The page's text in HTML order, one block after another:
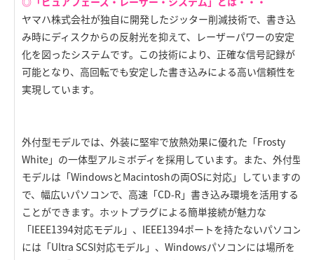
ヤマハ株式会社が独自に開発したジッター削減技術で、書き込
み時にディスクからの反射光を抑えて、レーザーパワーの安定
化を図ったシステムです。この技術により、正確な信号記録が
可能となり、高回転でも安定した書き込みによる高い信頼性を
実現しています。
外付型モデルでは、外装に堅牢で放熱効果に優れた「Frosty
White」の一体型アルミボディを採用しています。また、外付型
モデルは「WindowsとMacintoshの両OSに対応」していますの
で、幅広いパソコンで、高速「CD-R」書き込み環境を活用する
ことができます。ホットプラグによる簡単接続が魅力な
「IEEE1394対応モデル」、IEEE1394ポートを持たないパソコン
には「Ultra SCSI対応モデル」、Windowsパソコンには場所を